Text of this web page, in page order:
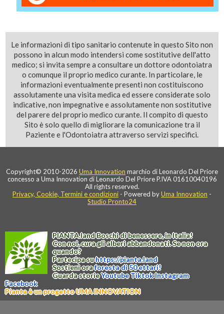
Le informazioni di tipo sanitario contenute in questo Sito non
possono in alcun modo intendersi come sostitutive dell'atto
medico; si invita sempre a consultare un dottore odontoiatra
o comunque il proprio medico curante. In particolare, le
informazioni eventualmente presenti non costituiscono
assolutamente una visita medica ed essere considerate solo
indicative, non impegnative e assolutamente non sostitutive
del parere del proprio medico curante. Il compito di questo
Sito è solo quello di migliorare la comunicazione tra il
Paziente e l'Odontoiatra attraverso servizi specifici.
Copyright© 2010-2026 Uma Innovation marchio di Leonardo Del Priore
concesso a Uma Innovation di Leonardo Del Priore P.IVA 01610040196
All rights reserved.
Privacy, Cookie, Termini e condizioni - Powered byUma Innovation -
Studio Pronto24
PIANTA.landBoschi di benessere, in Italia!
Con noi, cura gli alberi abbandonati. Se non ora
quando?
Partecipa suhttps://pianta.land
Sostieni oraforesta di 50 ettari!
Guarda storieYoutubeTiktokInstagram
Facebook
Pianta è un progetto UMA INNOVATION